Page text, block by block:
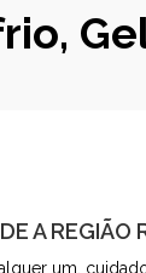
A REGIÃO
um,